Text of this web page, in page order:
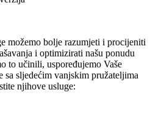
možemo bolje razumjeti i procijeniti
i optimizirati našu ponudu
to učinili, uspoređujemo Vaše
sa sljedećim vanjskim pružateljima
njihove usluge: